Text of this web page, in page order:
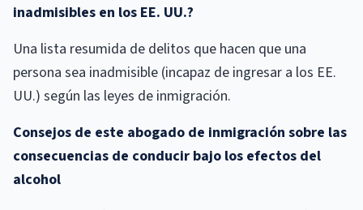
inadmisibles en los EE. UU.?
Una lista resumida de delitos que hacen que una
persona sea inadmisible (incapaz de ingresar a los EE.
UU.) según las leyes de inmigración.
Consejos de este abogado de inmigración sobre las
consecuencias de conducir bajo los efectos del
alcohol